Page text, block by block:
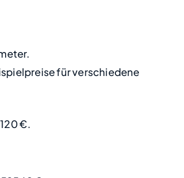
für verschiedene
€.